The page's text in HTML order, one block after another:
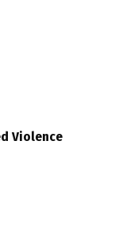
Violence